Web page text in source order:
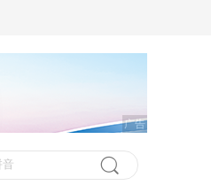
广告